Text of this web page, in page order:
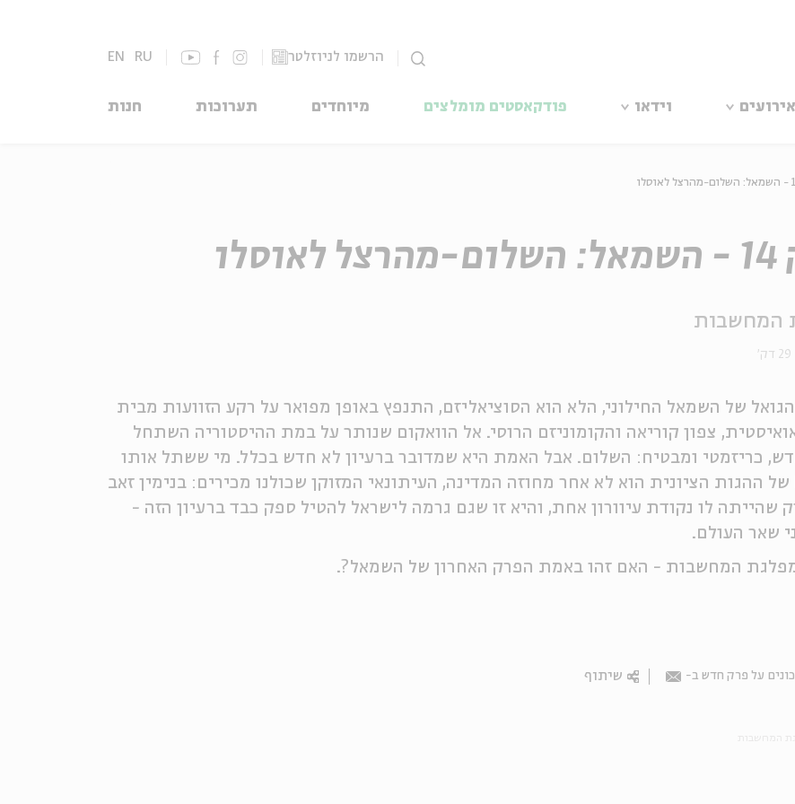
הרשמו לניוזלטר EN RU
אירועים וידאו פודקאסטים מומלצים מיוחדים תערוכות חנות
המחשבות
29 דק'
הגואל של השמאל החילוני, הלא הוא הסוציאליזם, התנפץ באופן מפואר על רקע הזוועות מבית
צפון קוריאה והקומוניזם הרוסי. אל הוואקום שנותר על במת ההיסטוריה השתחל
כריזמטי ומבטיח: השלום. אבל האמת היא שמדובר ברעיון לא חדש בכלל. מי ששתל אותו
ב-DNA של ההגות הציונית הוא לא אחר מחוזה המדינה, העיתונאי המזוקן שכולנו מכירים: בנימין זאב
שהייתה לו נקודת עיוורון אחת, והיא זו שגם גרמה לישראל להטיל ספק כבד ברעיון הזה -
שאר העולם.
המחשבות - האם זהו באמת הפרק האחרון של השמאל?.
על פרק חדש ב- Email שיתוף